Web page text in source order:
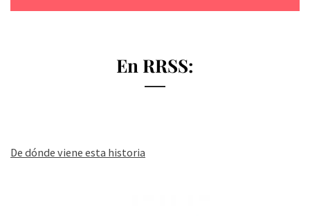
En RRSS:
De dónde viene esta historia